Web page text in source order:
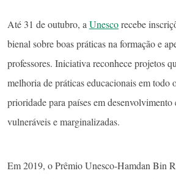
Até 31 de outubro, a Unescorecebe
bienal sobre boas práticas na formação e
professores. Iniciativa reconhece projetos
melhoria de práticas educacionais em todo
prioridade para países em desenvolvimento
vulneráveis e marginalizadas.
Em 2019, o Prêmio Unesco-Hamdan Bin